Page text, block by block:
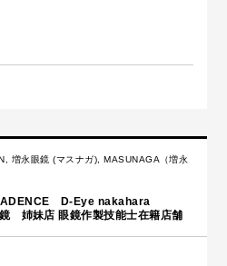
増永眼鏡 (マスナガ) ,MASUNAGA（増永
D-Eye nakahara
姉妹店 眼鏡作製技能士在籍店舗